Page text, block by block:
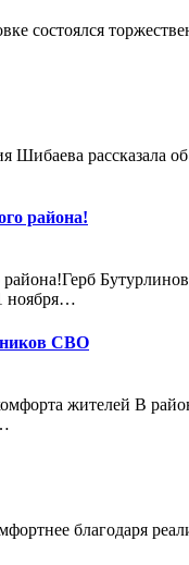
состоялся
Шибаева рассказала
района!
ноября…
СВО
жителей В
благодаря